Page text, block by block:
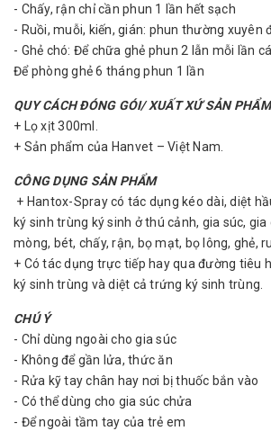
- Chấy, rận chỉ cần phun 1 lần hết sạch
- Ruồi, muỗi, kiến, gián: phun thường xuyên
- Ghẻ chó: Để chữa ghẻ phun 2 lẫn mỗi lần
Để phòng ghẻ 6 tháng phun 1 lần
QUY CÁCH ĐÓNG GÓI/ XUẤT XỨ SẢN PHẨM
+ Lọ xịt 300ml.
+ Sản phẩm của Hanvet – Việt Nam.
CÔNG DỤNG SẢN PHẨM
+ Hantox-Spray có tác dụng kéo dài, diệt
ký sinh trùng ký sinh ở thú cảnh, gia súc,
mòng, bét, chấy, rận, bọ mạt, bọ lông, ghẻ,
+ Có tác dụng trực tiếp hay qua đường tiêu
ký sinh trùng và diệt cả trứng ký sinh trùng.
CHÚ Ý
- Chỉ dùng ngoài cho gia súc
- Không để gần lửa, thức ăn
- Rửa kỹ tay chân hay nơi bị thuốc bắn vào
- Có thể dùng cho gia súc chửa
- Để ngoài tầm tay của trẻ em